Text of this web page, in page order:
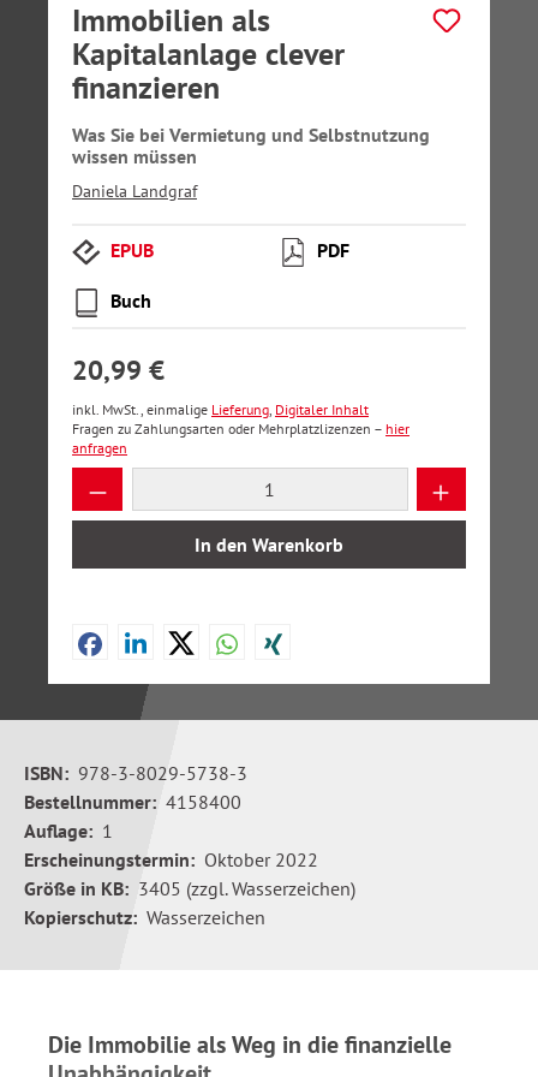
Immobilien als
Kapitalanlage clever
finanzieren
Was Sie bei Vermietung und Selbstnutzung
wissen müssen
Daniela Landgraf
EPUB PDF
Buch
20,99 €
inkl. MwSt., einmalige Lieferung, Digitaler Inhalt
Fragen zu Zahlungsarten oder Mehrplatzlizenzen – hier
anfragen
Produkt Anzahl: Gib den gewünschten
In den Warenkorb
ISBN: 978-3-8029-5738-3
Bestellnummer: 4158400
Auflage: 1
Erscheinungstermin: Oktober 2022
Größe in KB: 3405 (zzgl. Wasserzeichen)
Kopierschutz: Wasserzeichen
Die Immobilie als Weg in die finanzielle